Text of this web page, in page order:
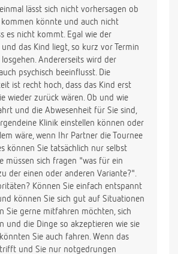
lässt sich nicht vorhersagen ob
könnte und auch nicht
es nicht kommt. Egal wie der
das Kind liegt, so kurz vor Termin
Andererseits wird der
psychisch beeinflusst. Die
ist recht hoch, dass das Kind erst
wieder zurück wären. Ob und wie
und die Abwesenheit für Sie sind,
Klinik einstellen können oder
wäre, wenn Ihr Partner die Tournee
können Sie tatsächlich nur selbst
müssen sich fragen "was für ein
der einen oder anderen Variante?".
Können Sie einfach entspannt
können Sie sich gut auf Situationen
Sie gerne mitfahren möchten, sich
und die Dinge so akzeptieren wie sie
Sie auch fahren. Wenn das
und Sie nur notgedrungen